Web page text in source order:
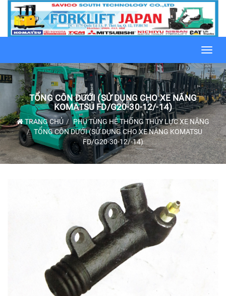
TỔNG CÔN DƯỚI (SỬ DỤNG CHO XE NÂNG
KOMATSU FD/G20-30-12/-14)
TRANG CHỦ
PHỤ TÙNG HỆ THỐNG THỦY LỰC XE NÂNG
TỔNG CÔN DƯỚI (SỬ DỤNG CHO XE NÂNG KOMATSU
FD/G20-30-12/-14)